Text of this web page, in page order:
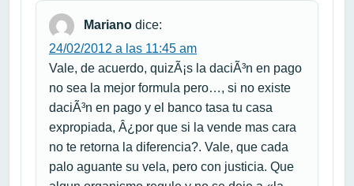
Mariano dice:
24/02/2012 a las 11:45 am
Vale, de acuerdo, quizÃ¡s la daciÃ³n en pago
no sea la mejor formula pero…, si no existe
daciÃ³n en pago y el banco tasa tu casa
expropiada, Â¿por que si la vende mas cara
no te retorna la diferencia?. Vale, que cada
palo aguante su vela, pero con justicia. Que